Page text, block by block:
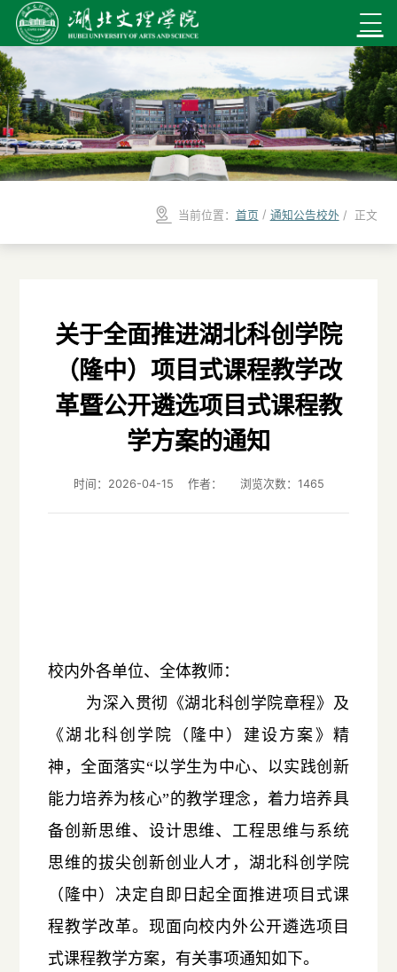
当前位置： 首页 / 通知公告校外/ 正文
关于全面推进湖北科创学院
（隆中）项目式课程教学改
革暨公开遴选项目式课程教
学方案的通知
时间：2026-04-15 作者： 浏览次数： 1465
校内外各单位、全体教师：
为深入贯彻《湖北科创学院章程》及
《湖北科创学院（隆中）建设方案》精
神，全面落实“以学生为中心、以实践创新
能力培养为核心”的教学理念，着力培养具
备创新思维、设计思维、工程思维与系统
思维的拔尖创新创业人才，湖北科创学院
（隆中）决定自即日起全面推进项目式课
程教学改革。现面向校内外公开遴选项目
式课程教学方案，有关事项通知如下。